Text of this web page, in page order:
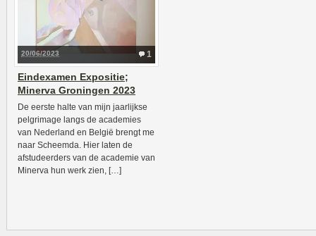
1
20/06/2023
Eindexamen Expositie;
Minerva Groningen 2023
De eerste halte van mijn jaarlijkse
pelgrimage langs de academies
van Nederland en België brengt me
naar Scheemda. Hier laten de
afstudeerders van de academie van
Minerva hun werk zien, […]